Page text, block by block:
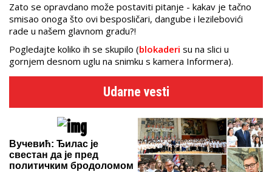
Zato se opravdano može postaviti pitanje - kakav je tačno
smisao onoga što ovi besposličari, dangube i lezilebovići
rade u našem glavnom gradu?!
Pogledajte koliko ih se skupilo (blokaderi su na slici u
gornjem desnom uglu na snimku s kamera Informera).
Udarne vesti
Вучевић: Ђилас је
свестан да је пред
политичким бродоломом